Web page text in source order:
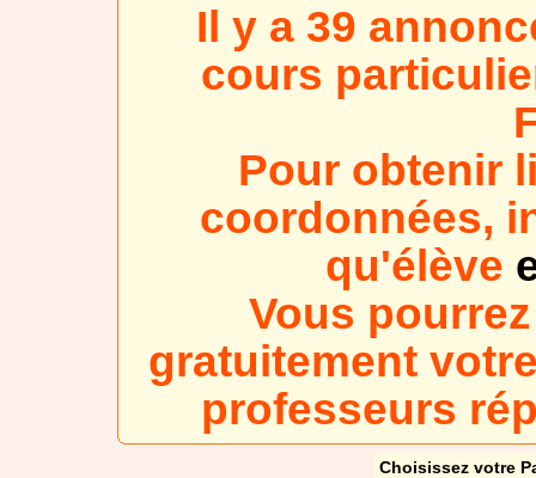
Il y a 39
cours
Pour obtenir
coordonnées,
qu'élève
Vous
gratuitement
professeurs
Choisissez votre